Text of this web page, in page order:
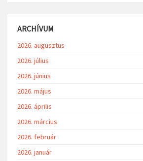
ARCHÍVUM
2026. augusztus
2026. július
2026. június
2026. május
2026. április
2026. március
2026. február
2026. január